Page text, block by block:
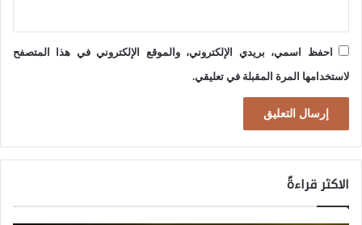
ا
ئ
ي
ي
م
ت
ح
ة
ن
ت
احفظ اسمي، بريدي الإلكتروني، والموقع الإلكتروني في هذا المتصفح
لاستخدامها المرة المقبلة في تعليقي.
الاكثر قراءةً